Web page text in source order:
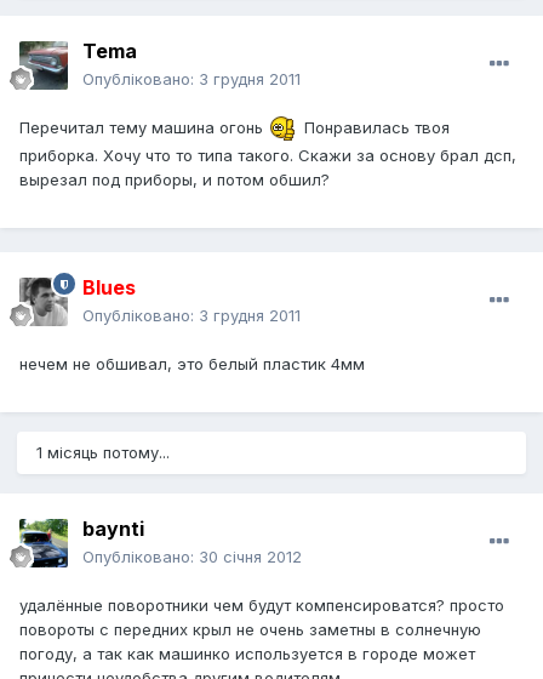
Tema
Опубліковано: 3 грудня 2011
Перечитал тему машина огонь
Понравилась твоя
приборка. Хочу что то типа такого. Скажи за основу брал дсп,
вырезал под приборы, и потом обшил?
Blues
Опубліковано: 3 грудня 2011
нечем не обшивал, это белый пластик 4мм
1 місяць потому...
baynti
Опубліковано: 30 січня 2012
удалённые поворотники чем будут компенсироватся? просто
повороты с передних крыл не очень заметны в солнечную
погоду, а так как машинко используется в городе может